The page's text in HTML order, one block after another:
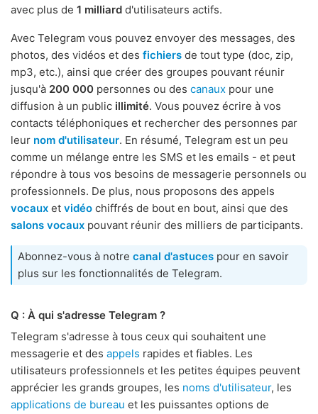
avec plus de 1 milliard d'utilisateurs actifs.
Avec Telegram vous pouvez envoyer des messages, des
photos, des vidéos et des fichiers de tout type (doc, zip,
mp3, etc.), ainsi que créer des groupes pouvant réunir
jusqu'à 200 000 personnes ou des canaux pour une
diffusion à un public illimité. Vous pouvez écrire à vos
contacts téléphoniques et rechercher des personnes par
leur nom d'utilisateur. En résumé, Telegram est un peu
comme un mélange entre les SMS et les emails - et peut
répondre à tous vos besoins de messagerie personnels ou
professionnels. De plus, nous proposons des appels
vocaux et vidéo chiffrés de bout en bout, ainsi que des
salons vocaux pouvant réunir des milliers de participants.
Abonnez-vous à notre canal d'astuces pour en savoir
plus sur les fonctionnalités de Telegram.
Q : À qui s'adresse Telegram ?
Telegram s'adresse à tous ceux qui souhaitent une
messagerie et des appels rapides et fiables. Les
utilisateurs professionnels et les petites équipes peuvent
apprécier les grands groupes, les noms d'utilisateur, les
applications de bureau et les puissantes options de